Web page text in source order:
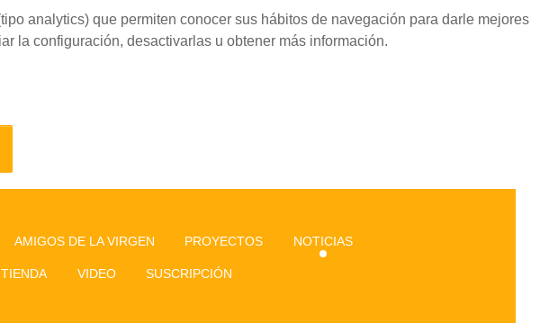
analytics) que permiten conocer sus hábitos de navegación para darle mejores
la configuración, desactivarlas u obtener más información.
AMIGOS DE LA VIRGEN PROYECTOS NOTICIAS
TIENDA VIDEO SUSCRIPCIÓN